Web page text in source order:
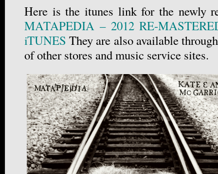
Here is the itunes link for the newly
MATAPEDIA – 2012 RE-
iTUNES They are also available
of other stores and music service sites.